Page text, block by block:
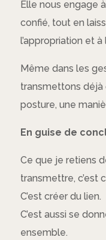
Elle nous engage
confié, tout en
l’appropriation et
Même dans les
transmettons déjà
posture, une
En guise de
Ce que je retiens
transmettre, c’est
C’est créer du lien.
C’est aussi se
ensemble.